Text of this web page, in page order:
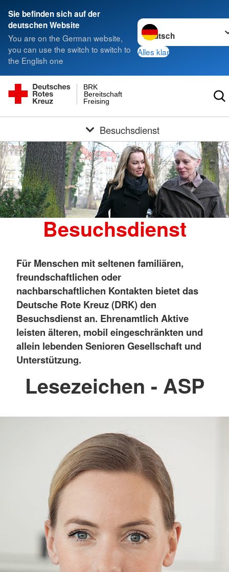
Sie befinden sich auf der
deutschen Website
You are on the German website,
you can use the switch to switch to
the English one
Sprache wechseln zu
Alles klar
Freising
Bereitschaft
BRK
Besuchsdienst
Besuchsdienst
Für Menschen mit seltenen familiären,
freundschaftlichen oder
nachbarschaftlichen Kontakten bietet das
Deutsche Rote Kreuz (DRK) den
Besuchsdienst an. Ehrenamtlich Aktive
leisten älteren, mobil eingeschränkten und
allein lebenden Senioren Gesellschaft und
Unterstützung.
Lesezeichen - ASP